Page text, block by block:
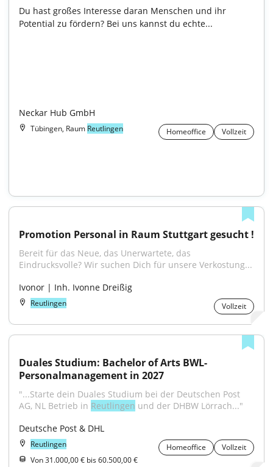
Du hast großes Interesse daran Menschen und ihr
Potential zu fördern? Bei uns kannst du echte...
Neckar Hub GmbH
Tübingen, Raum Reutlingen Homeoffice Vollzeit
Promotion Personal in Raum Stuttgart gesucht !
Bereit für das Neue, das Unerwartete, das
Eindrucksvolle? Wir suchen Dich für unsere Verkostung...
Ivonor | Inh. Ivonne Dreißig
Reutlingen Vollzeit
Duales Studium: Bachelor of Arts BWL-
Personalmanagement in 2027
"...Starte dein Duales Studium bei der Deutschen Post
AG, NL Betrieb in Reutlingen und der DHBW Lörrach..."
Deutsche Post & DHL
Reutlingen Homeoffice
Vollzeit
Von 31.000,00 € bis 60.500,00 €